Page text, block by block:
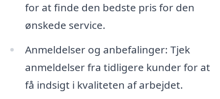
for at finde den bedste pris for den
ønskede service.
Anmeldelser og anbefalinger: Tjek
anmeldelser fra tidligere kunder for at
få indsigt i kvaliteten af arbejdet.